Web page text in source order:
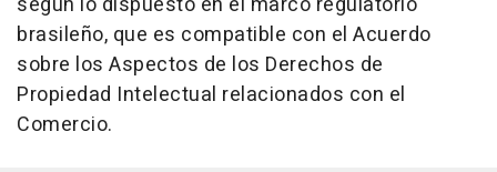
brasileño, que es compatible con el Acuerdo
sobre los Aspectos de los Derechos de
Propiedad Intelectual relacionados con el
Comercio.